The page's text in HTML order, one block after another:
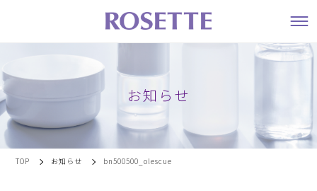
お知らせ
TOP お知らせ bn500500_olescue